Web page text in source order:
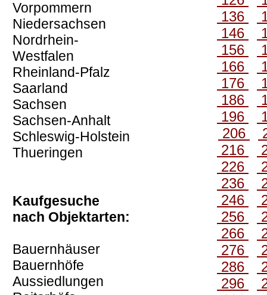
Vorpommern
Niedersachsen
Nordrhein-
Westfalen
Rheinland-Pfalz
Saarland
Sachsen
Sachsen-Anhalt
Schleswig-Holstein
Thueringen
Kaufgesuche
nach Objektarten:
Bauernhäuser
Bauernhöfe
Aussiedlungen
136
146
156
166
176
186
196
206
216
226
236
246
256
266
276
286
296